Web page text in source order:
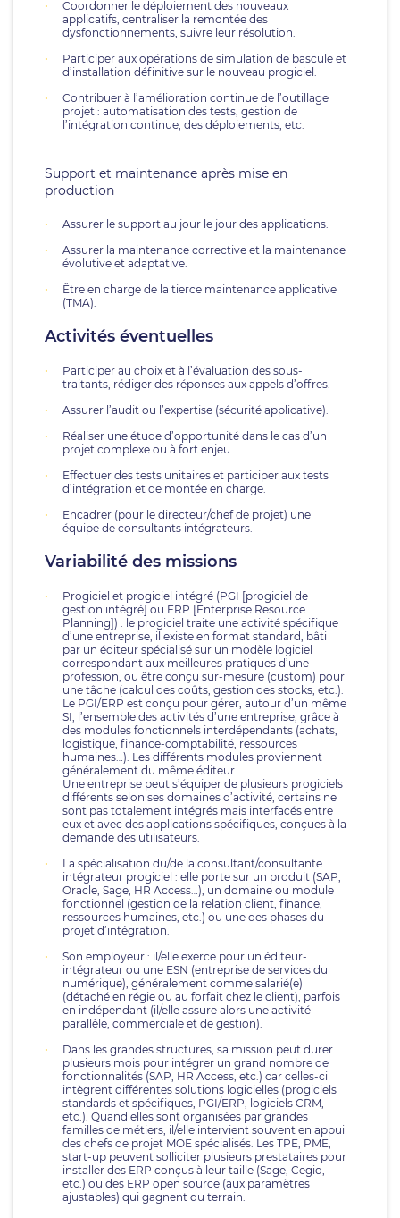
Coordonner le déploiement des nouveaux
applicatifs, centraliser la remontée des
dysfonctionnements, suivre leur résolution.
Participer aux opérations de simulation de bascule et
d’installation définitive sur le nouveau progiciel.
Contribuer à l’amélioration continue de l’outillage
projet : automatisation des tests, gestion de
l’intégration continue, des déploiements, etc.
Support et maintenance après mise en
production
Assurer le support au jour le jour des applications.
Assurer la maintenance corrective et la maintenance
évolutive et adaptative.
Être en charge de la tierce maintenance applicative
(TMA).
Activités éventuelles
Participer au choix et à l’évaluation des sous-
traitants, rédiger des réponses aux appels d’offres.
Assurer l’audit ou l’expertise (sécurité applicative).
Réaliser une étude d’opportunité dans le cas d’un
projet complexe ou à fort enjeu.
Effectuer des tests unitaires et participer aux tests
d’intégration et de montée en charge.
Encadrer (pour le directeur/chef de projet) une
équipe de consultants intégrateurs.
Variabilité des missions
Progiciel et progiciel intégré (PGI [progiciel de
gestion intégré] ou ERP [Enterprise Resource
Planning]) : le progiciel traite une activité spécifique
d’une entreprise, il existe en format standard, bâti
par un éditeur spécialisé sur un modèle logiciel
correspondant aux meilleures pratiques d’une
profession, ou être conçu sur-mesure (custom) pour
une tâche (calcul des coûts, gestion des stocks, etc.).
Le PGI/ERP est conçu pour gérer, autour d’un même
SI, l’ensemble des activités d’une entreprise, grâce à
des modules fonctionnels interdépendants (achats,
logistique, finance-comptabilité, ressources
humaines…). Les différents modules proviennent
généralement du même éditeur.
Une entreprise peut s’équiper de plusieurs progiciels
différents selon ses domaines d’activité, certains ne
sont pas totalement intégrés mais interfacés entre
eux et avec des applications spécifiques, conçues à la
demande des utilisateurs.
La spécialisation du/de la consultant/consultante
intégrateur progiciel : elle porte sur un produit (SAP,
Oracle, Sage, HR Access…), un domaine ou module
fonctionnel (gestion de la relation client, finance,
ressources humaines, etc.) ou une des phases du
projet d’intégration.
Son employeur : il/elle exerce pour un éditeur-
intégrateur ou une ESN (entreprise de services du
numérique), généralement comme salarié(e)
(détaché en régie ou au forfait chez le client), parfois
en indépendant (il/elle assure alors une activité
parallèle, commerciale et de gestion).
Dans les grandes structures, sa mission peut durer
plusieurs mois pour intégrer un grand nombre de
fonctionnalités (SAP, HR Access, etc.) car celles-ci
intègrent différentes solutions logicielles (progiciels
standards et spécifiques, PGI/ERP, logiciels CRM,
etc.). Quand elles sont organisées par grandes
familles de métiers, il/elle intervient souvent en appui
des chefs de projet MOE spécialisés. Les TPE, PME,
start-up peuvent solliciter plusieurs prestataires pour
installer des ERP conçus à leur taille (Sage, Cegid,
etc.) ou des ERP open source (aux paramètres
ajustables) qui gagnent du terrain.